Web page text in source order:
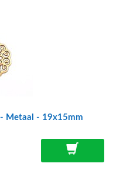
Metaal - 19x15mm